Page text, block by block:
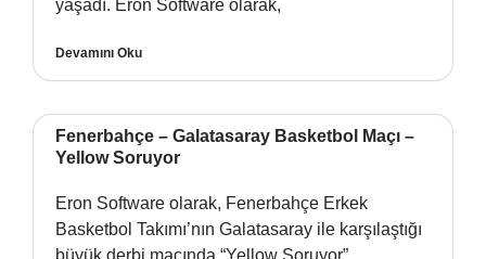
yaşadı. Eron Software olarak,
Devamını Oku
Fenerbahçe – Galatasaray Basketbol Maçı –
Yellow Soruyor
Eron Software olarak, Fenerbahçe Erkek
Basketbol Takımı’nın Galatasaray ile karşılaştığı
büyük derbi maçında “Yellow Soruyor”